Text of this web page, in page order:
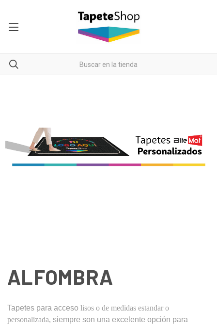
ALFOMBRA
Tapetes para acceso lisos o de medidas estandar o
personalizada, siempre son una excelente opción para